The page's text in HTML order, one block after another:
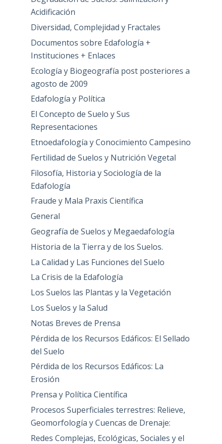
Acidificación
Diversidad, Complejidad y Fractales
Documentos sobre Edafología +
Instituciones + Enlaces
Ecología y Biogeografía post posteriores a
agosto de 2009
Edafología y Política
El Concepto de Suelo y Sus
Representaciones
Etnoedafología y Conocimiento Campesino
Fertilidad de Suelos y Nutrición Vegetal
Filosofía, Historia y Sociología de la
Edafología
Fraude y Mala Praxis Científica
General
Geografía de Suelos y Megaedafología
Historia de la Tierra y de los Suelos.
La Calidad y Las Funciones del Suelo
La Crisis de la Edafología
Los Suelos las Plantas y la Vegetación
Los Suelos y la Salud
Notas Breves de Prensa
Pérdida de los Recursos Edáficos: El Sellado
del Suelo
Pérdida de los Recursos Edáficos: La
Erosión
Prensa y Política Científica
Procesos Superficiales terrestres: Relieve,
Geomorfología y Cuencas de Drenaje:
Redes Complejas, Ecológicas, Sociales y el